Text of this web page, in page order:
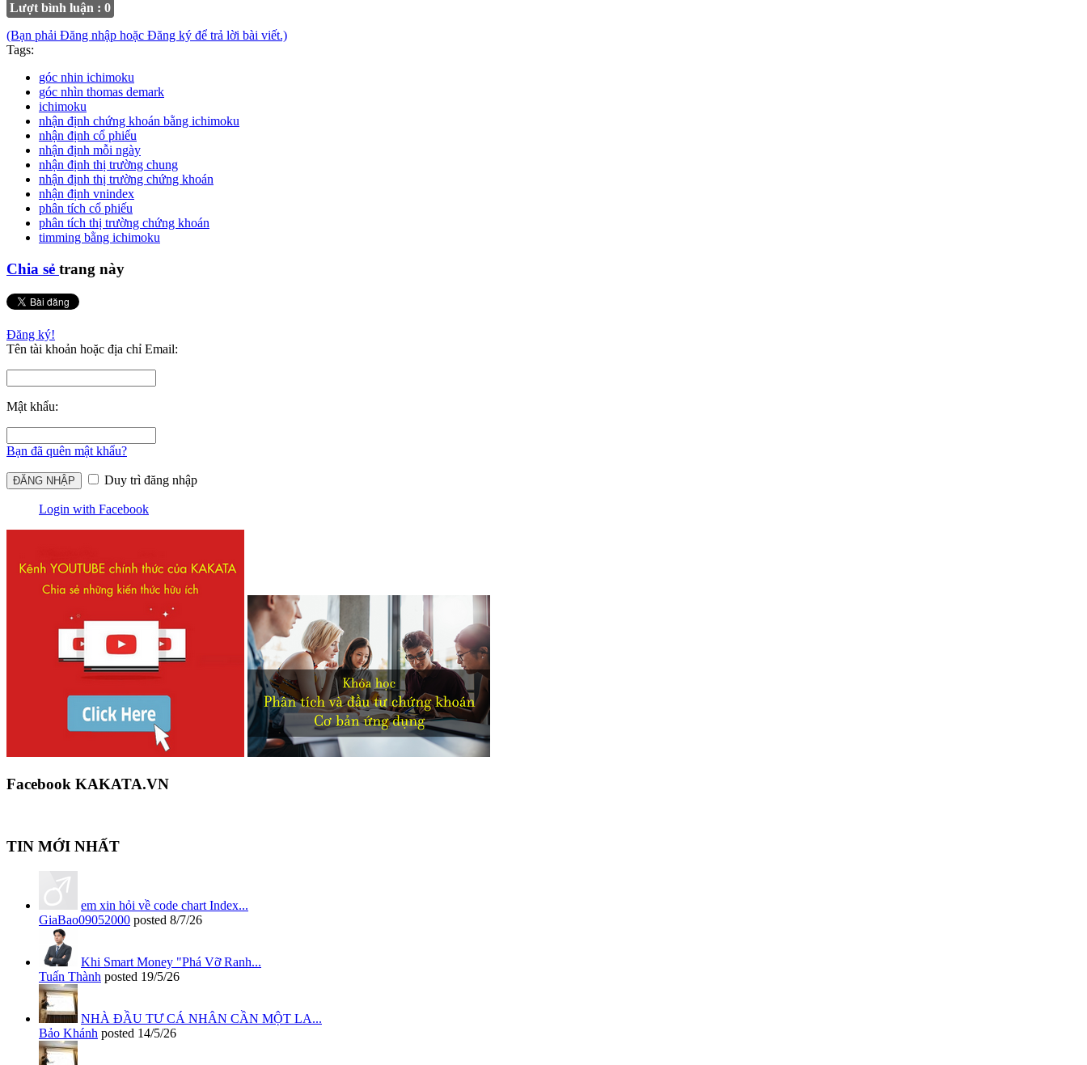
Lượt bình luận : 0
(Bạn phải Đăng nhập hoặc Đăng ký để trả lời bài viết.)
Tags:
góc nhin ichimoku
góc nhìn thomas demark
ichimoku
nhận định chứng khoán bằng ichimoku
nhận định cổ phiếu
nhận định mỗi ngày
nhận định thị trường chung
nhận định thị trường chứng khoán
nhận định vnindex
phân tích cổ phiếu
phân tích thị trường chứng khoán
timming bằng ichimoku
Chia sẻ trang này
Đăng ký!
Tên tài khoản hoặc địa chỉ Email:
Mật khẩu:
Bạn đã quên mật khẩu?
Duy trì đăng nhập
Login with Facebook
Facebook KAKATA.VN
TIN MỚI NHẤT
em xin hỏi về code chart Index...
GiaBao09052000 posted 8/7/26
Khi Smart Money "Phá Vỡ Ranh...
Tuấn Thành posted 19/5/26
NHÀ ĐẦU TƯ CÁ NHÂN CẦN MỘT LA...
Bảo Khánh posted 14/5/26